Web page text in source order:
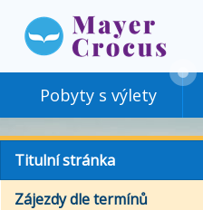
Pobyty s výlety
Titulní stránka
Zájezdy dle termínů